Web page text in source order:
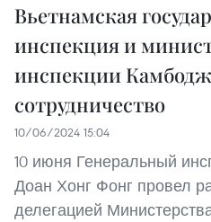
Вьетнамская
инспекция и
инспекции
сотрудничество
10/06/2024 15:04
10 июня Генеральный
Доан Хонг Фонг провел
делегацией